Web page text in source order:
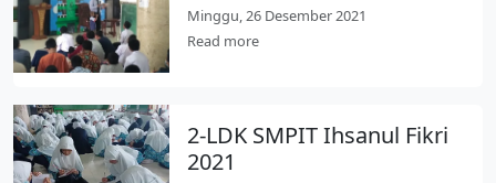
Minggu, 26 Desember 2021
Read more
2-LDK SMPIT Ihsanul Fikri
2021